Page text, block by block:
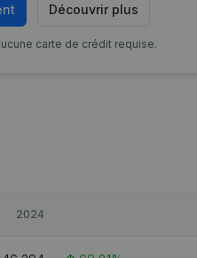
Découvrir plus
carte de crédit requise.
2024